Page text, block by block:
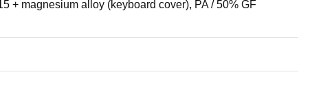
+ magnesium alloy (keyboard cover), PA / 50% GF